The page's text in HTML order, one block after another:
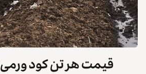
قیمت هر تن کود